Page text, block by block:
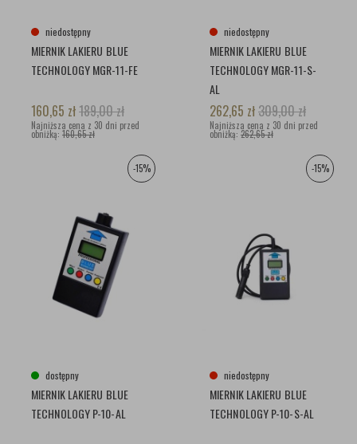
niedostępny
MIERNIK LAKIERU BLUE
TECHNOLOGY MGR-11-FE
160,65 zł189,00zł
Najniższa cena z 30 dni przed
obniżką: 160,65 zł
niedostępny
MIERNIK LAKIERU BLUE
TECHNOLOGY MGR-11-S-
AL
262,65 zł309,00zł
Najniższa cena z 30 dni przed
obniżką: 262,65 zł
-15%
dostępny
MIERNIK LAKIERU BLUE
TECHNOLOGY P-10-AL
-15%
niedostępny
MIERNIK LAKIERU BLUE
TECHNOLOGY P-10-S-AL